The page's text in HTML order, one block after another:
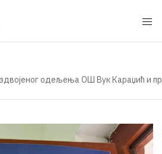
одељења ОШ Вук Караџић и